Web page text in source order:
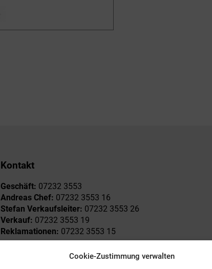
Cookie-Zustimmung verwalten
Kontakt
Geschäft: 07232 3553
Andreas Chef: 07232 3553 16
Stefan Verkaufsleiter: 07232 3553 26
Verkauf: 07232 3553 19
Reklamationen: 07232 3553 15